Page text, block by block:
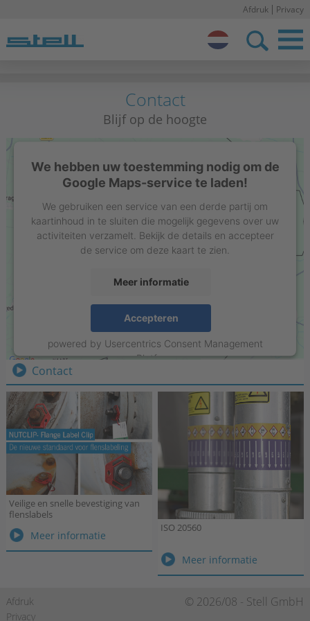
Stell NL
Afdruk Privacy
Contact
Blijf op de hoogte
We hebben uw toestemming nodig om de
Google Maps-service te laden!
We gebruiken een service van een derde partij om
kaartinhoud in te sluiten die mogelijk gegevens over uw
activiteiten verzamelt. Bekijk de details en accepteer
de service om deze kaart te zien.
Meer informatie
Accepteren
powered by Usercentrics Consent Management
Platform
Stell Sign-Projects B.V.
Weurden 78 · 7101 NL Winterswijk
+31 315 215550
Contact
Veilige en snelle bevestiging van
flenslabels
Meer informatie
en
bevestiging
ISO 20560
Meer informatie
20560
Navigatie
overslaan
Afdruk
Privacy
© 2026/08 - Stell GmbH